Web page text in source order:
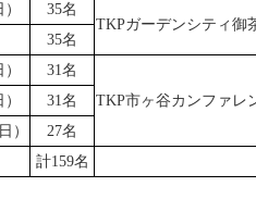
35名
TKPガーデンシティ御
35名
31名
TKP市ヶ谷カンファレ
31名
）
27名
計159名